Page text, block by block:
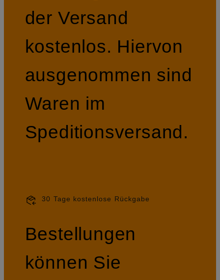
der Versand
kostenlos. Hiervon
ausgenommen sind
Waren im
Speditionsversand.
30 Tage kostenlose Rückgabe
Bestellungen
können Sie